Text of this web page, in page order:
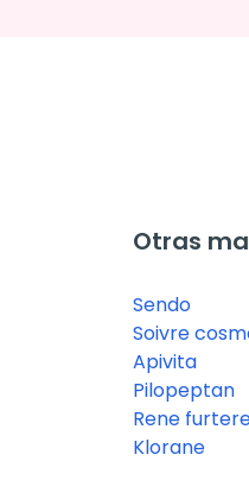
Otras
Sendo
Soivre
Apivita
Pilopeptan
Rene
Klorane